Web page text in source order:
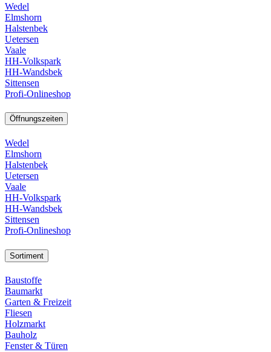
Wedel
Elmshorn
Halstenbek
Uetersen
Vaale
HH-Volkspark
HH-Wandsbek
Sittensen
Profi-Onlineshop
Öffnungszeiten
Wedel
Elmshorn
Halstenbek
Uetersen
Vaale
HH-Volkspark
HH-Wandsbek
Sittensen
Profi-Onlineshop
Sortiment
Baustoffe
Baumarkt
Garten & Freizeit
Fliesen
Holzmarkt
Bauholz
Fenster & Türen